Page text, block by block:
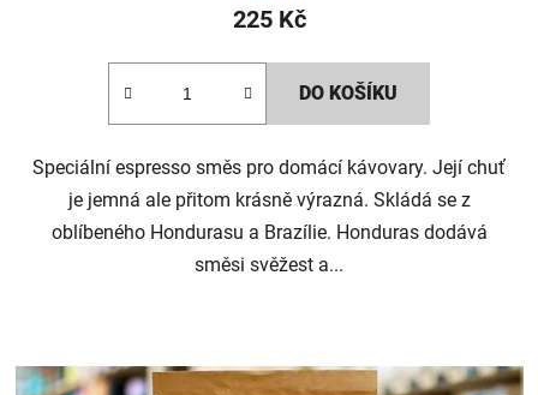
225 Kč
DO KOŠÍKU
Speciální espresso směs pro domácí kávovary. Její chuť
je jemná ale přitom krásně výrazná. Skládá se z
oblíbeného Hondurasu a Brazílie. Honduras dodává
směsi svěžest a...